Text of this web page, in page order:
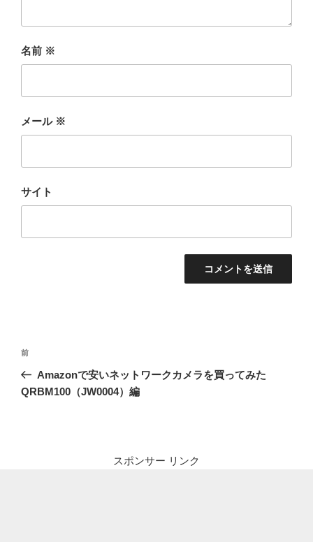
名前 ※
メール ※
サイト
投
ナ
前
の
投
前
Amazonで安いネットワークカメラを買ってみた
QRBM100（JW0004）編
スポンサー リンク